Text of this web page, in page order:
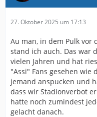
27. Oktober 2025 um 17:13
Au man, in dem Pulk vor
stand ich auch. Das war
vielen Jahren und hat
"Assi" Fans gesehen wie
jemand anspucken und
dass wir Stadionverbot
hatte noch zumindest
gelacht danach.